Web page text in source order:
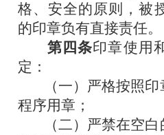
格、安全的原则，被
的印章负有直接责任。
第四条印章使用
定：
（一）严格按照
程序用章；
（二）严禁在空